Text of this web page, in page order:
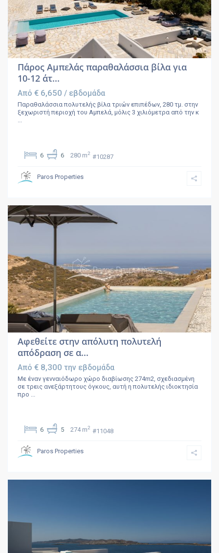
Πάρος Αμπελάς παραθαλάσσια βίλα για
10-12 άτ...
Από € 6,650 / εβδομάδα
Παραθαλάσσια πολυτελής βίλα τριών επιπέδων, 280 τμ. στην
ξεχωριστή περιοχή του Αμπελά, μόλις 3 χιλιόμετρα από την κ
6 6 280 m2 #10287
Paros Properties
Αφεθείτε στην απόλυτη πολυτελή
απόδραση σε α...
Από € 8,300την εβδομάδα
Με έναν γενναιόδωρο χώρο διαβίωσης 274m2, σχεδιασμένη
σε τρεις ανεξάρτητους όγκους, αυτή η πολυτελής ιδιοκτησία
προ
6 5 274 m2 #11048
Paros Properties